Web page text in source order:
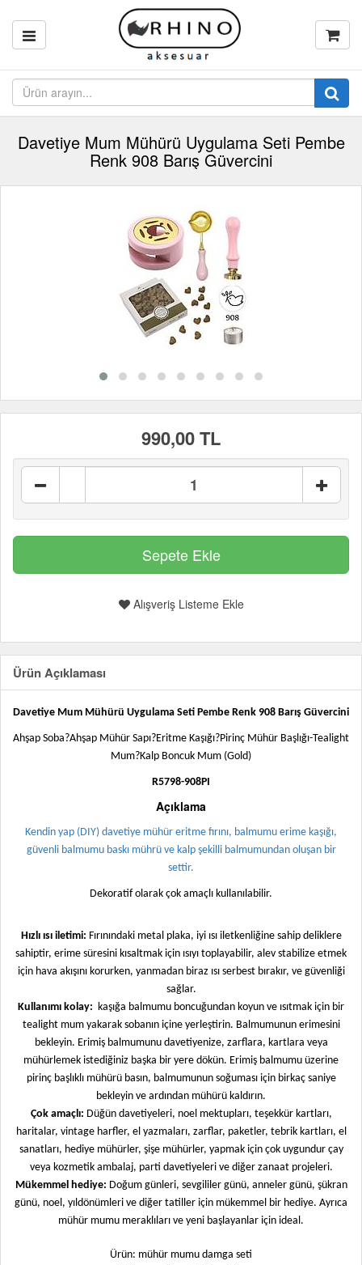
Davetiye Mum Mühürü Uygulama Seti Pembe
Renk 908 Barış Güvercini
990,00 TL
Alışveriş Listeme Ekle
Ürün Açıklaması
Davetiye Mum Mühürü Uygulama Seti Pembe Renk 908 Barış Güvercini
Ahşap Soba?Ahşap Mühür Sapı?Eritme Kaşığı?Pirinç Mühür Başlığı-Tealight
Mum?Kalp Boncuk Mum (Gold)
R5798-908PI
Açıklama
Kendin yap (DIY) davetiye mühür eritme fırını, balmumu erime kaşığı,
güvenli balmumu baskı mührü ve kalp şekilli balmumundan oluşan bir
settir.
Dekoratif olarak çok amaçlı kullanılabilir.
Hızlı ısı iletimi: Fırınındaki metal plaka, iyi ısı iletkenliğine sahip deliklere
sahiptir, erime süresini kısaltmak için ısıyı toplayabilir, alev stabilize etmek
için hava akışını korurken, yanmadan biraz ısı serbest bırakır, ve güvenliği
sağlar.
Kullanımı kolay: kaşığa balmumu boncuğundan koyun ve ısıtmak için bir
tealight mum yakarak sobanın içine yerleştirin. Balmumunun erimesini
bekleyin. Erimiş balmumunu davetiyenize, zarflara, kartlara veya
mühürlemek istediğiniz başka bir yere dökün. Erimiş balmumu üzerine
pirinç başlıklı mühürü basın, balmumunun soğuması için birkaç saniye
bekleyin ve ardından mühürü kaldırın.
Çok amaçlı: Düğün davetiyeleri, noel mektupları, teşekkür kartları,
haritalar, vintage harfler, el yazmaları, zarflar, paketler, tebrik kartları, el
sanatları, hediye mühürler, şişe mühürler, yapmak için çok uygundur çay
veya kozmetik ambalaj, parti davetiyeleri ve diğer zanaat projeleri.
Mükemmel hediye: Doğum günleri, sevgililer günü, anneler günü, şükran
günü, noel, yıldönümleri ve diğer tatiller için mükemmel bir hediye. Ayrıca
mühür mumu meraklıları ve yeni başlayanlar için ideal.
Ürün: mühür mumu damga seti